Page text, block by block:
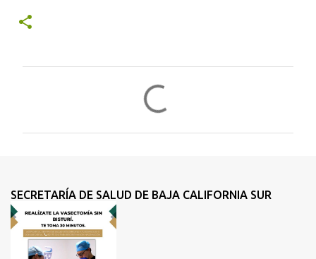
t
a
r
SECRETARÍA DE SALUD DE BAJA CALIFORNIA SUR